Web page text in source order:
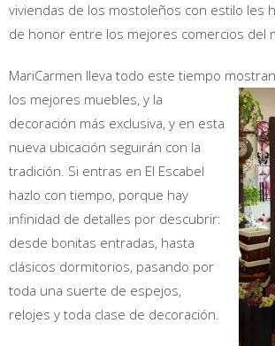
viviendas de los mostoleños con estilo les
de honor entre los mejores comercios del
MariCarmen lleva todo este tiempo
los mejores muebles, y la
decoración más exclusiva, y en esta
nueva ubicación seguirán con la
tradición. Si entras en El Escabel
hazlo con tiempo, porque hay
infinidad de detalles por descubrir:
desde bonitas entradas, hasta
clásicos dormitorios, pasando por
toda una suerte de espejos,
relojes y toda clase de decoración.